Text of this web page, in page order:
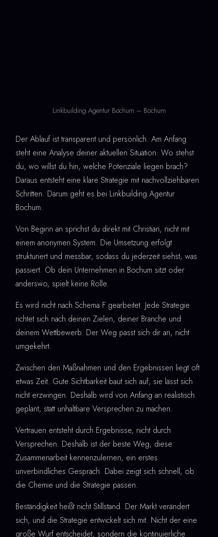
Linkbuilding Agentur Bochum – Bochum
Der Ablauf ist transparent und persönlich. Am Anfang
steht eine Analyse deiner aktuellen Situation: Wo stehst
du, wo willst du hin, welche Potenziale liegen brach?
Daraus entsteht eine klare Strategie mit nachvollziehbaren
Schritten. Darum geht es bei Linkbuilding Agentur
Bochum.
Von Beginn an sprichst du direkt mit Christian, nicht mit
einem anonymen System. Die Umsetzung erfolgt
strukturiert und messbar, sodass du jederzeit siehst, was
passiert. Ob dein Unternehmen in Bochum sitzt oder
anderswo, spielt keine Rolle.
Es wird nicht nach Schema F gearbeitet. Jede Strategie
richtet sich nach deinen Zielen, deiner Branche und
deinem Wettbewerb. Der Weg passt sich dir an, nicht
umgekehrt.
Zwischen den Maßnahmen und den Ergebnissen liegt oft
etwas Zeit. Gute Sichtbarkeit baut sich auf, sie lässt sich
nicht erzwingen. Deshalb wird von Anfang an realistisch
geplant, statt unhaltbare Versprechen zu machen.
Vertrauen entsteht durch Ergebnisse, nicht durch
Versprechen. Deshalb ist der beste Weg, diese
Zusammenarbeit kennenzulernen, ein erstes
unverbindliches Gespräch. Dabei zeigt sich schnell, ob
die Chemie und die Strategie passen.
Beständigkeit heißt nicht Stillstand. Der Markt verändert
sich, und die Strategie entwickelt sich mit. Nicht der eine
große Wurf entscheidet, sondern die kontinuierliche